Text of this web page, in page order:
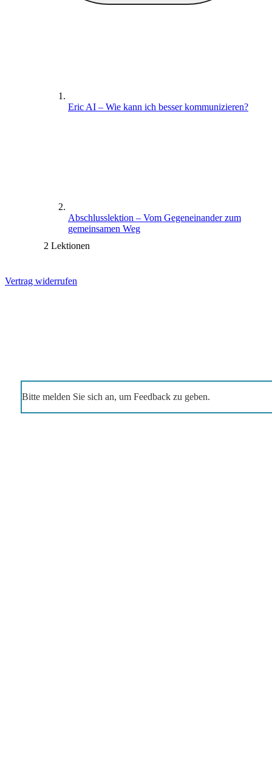
Eric AI – Wie kann ich besser kommunizieren?
Abschlusslektion – Vom Gegeneinander zum
gemeinsamen Weg
2 Lektionen
Vertrag widerrufen
Bitte melden Sie sich an, um Feedback zu geben.